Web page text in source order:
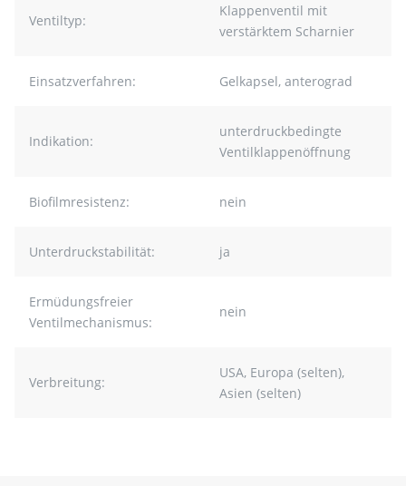
Ventiltyp:
Klappenventil mit
verstärktem Scharnier
Einsatzverfahren: Gelkapsel, anterograd
Indikation:
unterdruckbedingte
Ventilklappenöffnung
Biofilmresistenz: nein
Unterdruckstabilität: ja
Ermüdungsfreier
Ventilmechanismus:
nein
Verbreitung:
USA, Europa (selten),
Asien (selten)